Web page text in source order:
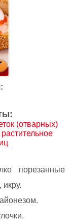
(отварных)
порезанные